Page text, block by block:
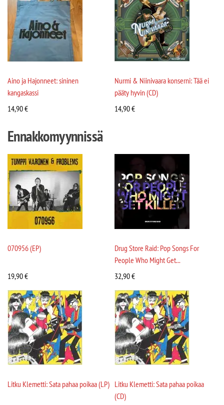
Aino ja Hajonneet: sininen
kangaskassi
14,90€
Nurmi & Niinivaara konserni: Tää ei
pääty hyvin (CD)
14,90€
Ennakkomyynnissä
070956 (EP)
19,90€
Drug Store Raid: Pop Songs For
People Who Might Get...
32,90€
Litku Klemetti: Sata pahaa poikaa (LP) Litku Klemetti: Sata pahaa poikaa
(CD)